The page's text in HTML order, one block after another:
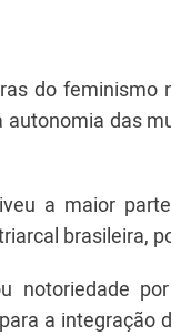
do
das
a maior
brasileira,
notoriedade
a integração